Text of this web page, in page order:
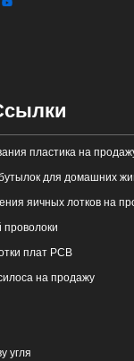
пластика на
для домашних
яичных лотков на
плат PCB
на продажу
угля